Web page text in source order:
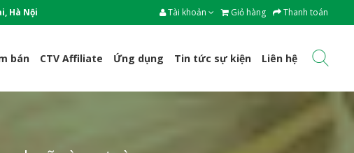
Hà Nội Tài khoản Giỏ hàng Thanh toán
bán CTV Affiliate Ứng dụng Tin tức sự kiện Liên hệ